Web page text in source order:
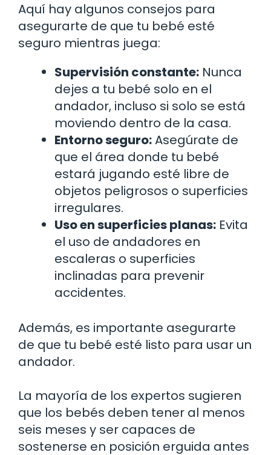
Aquí hay algunos consejos para
asegurarte de que tu bebé esté
seguro mientras juega:
Supervisión constante: Nunca
dejes a tu bebé solo en el
andador, incluso si solo se está
moviendo dentro de la casa.
Entorno seguro:Asegúrate de
que el área donde tu bebé
estará jugando esté libre de
objetos peligrosos o superficies
irregulares.
Uso en superficies planas: Evita
el uso de andadores en
escaleras o superficies
inclinadas para prevenir
accidentes.
Además, es importante asegurarte
de que tu bebé esté listo para usar un
andador.
La mayoría de los expertos sugieren
que los bebés deben tener al menos
seis meses y ser capaces de
sostenerse en posición erguida antes